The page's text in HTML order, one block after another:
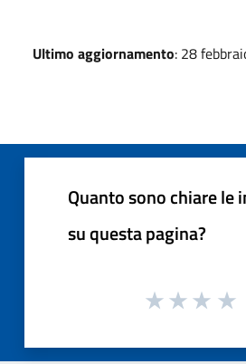
Ultimo aggiornamento: 28
Quanto sono chiare le
su questa pagina?